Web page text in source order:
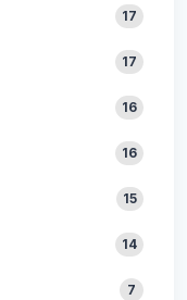
17
17
16
16
15
14
7